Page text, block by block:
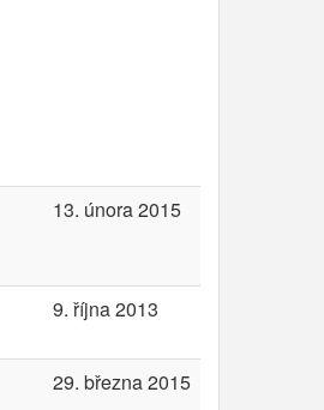
13. února 2015
9. října 2013
29. března 2015